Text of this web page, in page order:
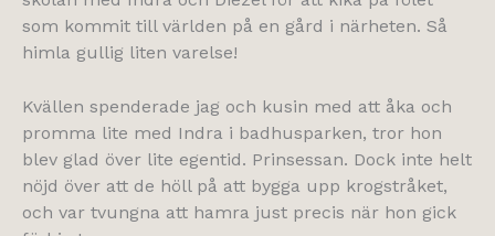
som kommit till världen på en gård i närheten. Så
himla gullig liten varelse!
Kvällen spenderade jag och kusin med att åka och
promma lite med Indra i badhusparken, tror hon
blev glad över lite egentid. Prinsessan. Dock inte helt
nöjd över att de höll på att bygga upp krogstråket,
och var tvungna att hamra just precis när hon gick